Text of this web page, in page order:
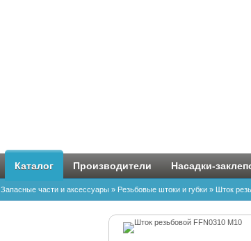
Каталог Производители Насадки-
Запасные части и аксессуары » Резьбовые штоки и губки » Шток